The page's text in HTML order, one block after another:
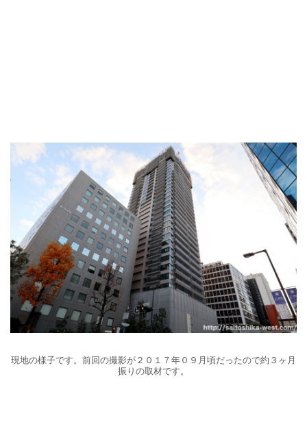
現地の様子です。前回の撮影が２０１７年０９月頃だったので約３ヶ月
振りの取材です。